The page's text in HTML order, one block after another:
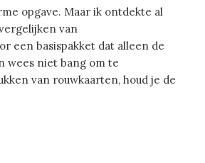
opgave. Maar ik ontdekte al
van
een basispakket dat alleen de
wees niet bang om te
van rouwkaarten, houd je de